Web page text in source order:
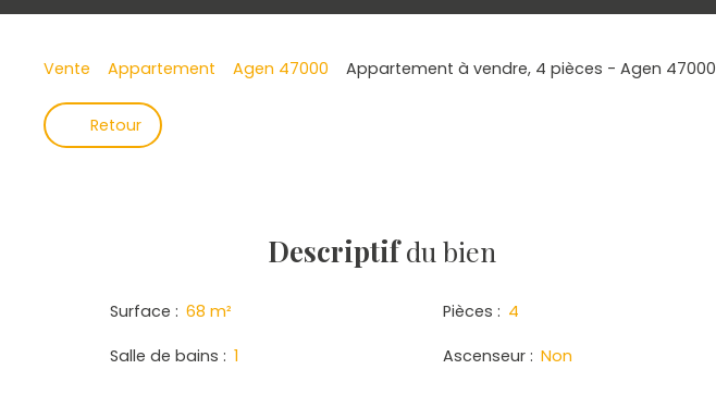
Vente Appartement Agen 47000 Appartement à vendre, 4 pièces - Agen 47000
Retour
Descriptifdu bien
Surface : 68 m² Pièces : 4
Salle de bains : 1 Ascenseur : Non